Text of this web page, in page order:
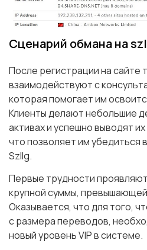
Сценарий обмана на
После регистрации на сайте
взаимодействуют с
которая помогает им
Клиенты делают небольшие
активах и успешно выводят
что позволяет им убедиться
Szllg.
Первые трудности
крупной суммы,
Оказывается, что для того,
с размера переводов,
новый уровень VIP в системе.